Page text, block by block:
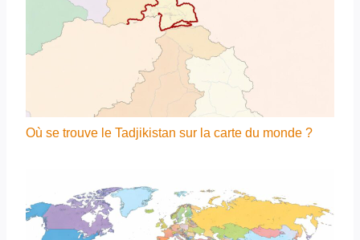
Où se trouve le Tadjikistan sur la carte du monde ?